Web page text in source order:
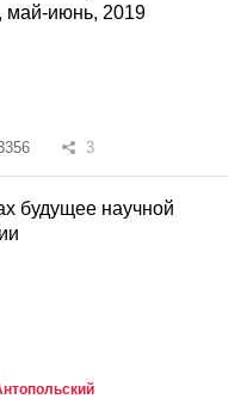
май-июнь, 2019
3
будущее научной